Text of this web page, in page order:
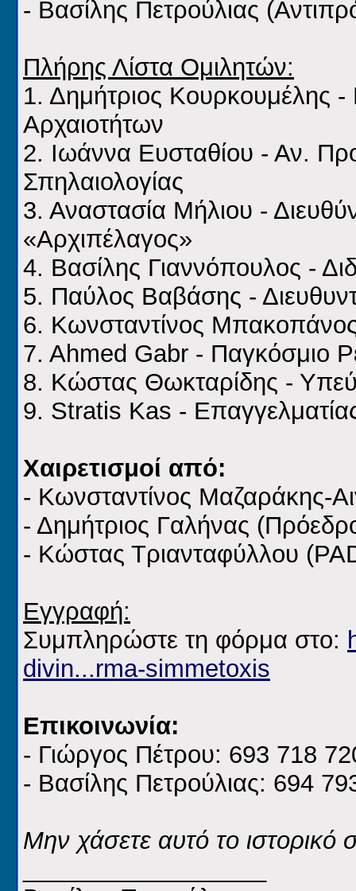
- Βασίλης Πετρούλιας
Πλήρης Λίστα Ομιλητών:
1. Δημήτριος Κουρκουμέλης
Αρχαιοτήτων
2. Ιωάννα Ευσταθίου - Αν.
Σπηλαιολογίας
3. Αναστασία Μήλιου -
«Αρχιπέλαγος»
4. Βασίλης Γιαννόπουλος -
5. Παύλος Βαβάσης -
6. Κωνσταντίνος
7. Ahmed Gabr - Παγκόσμιο
8. Κώστας Θωκταρίδης -
9. Stratis Kas -
Χαιρετισμοί από:
- Κωνσταντίνος Μαζαράκης-
- Δημήτριος Γαλήνας
- Κώστας Τριανταφύλλου
Εγγραφή:
Συμπληρώστε τη φόρμα στο:
divin...rma-simmetoxis
Επικοινωνία:
- Γιώργος Πέτρου: 693 718
- Βασίλης Πετρούλιας: 694
Μην χάσετε αυτό το ιστορικό